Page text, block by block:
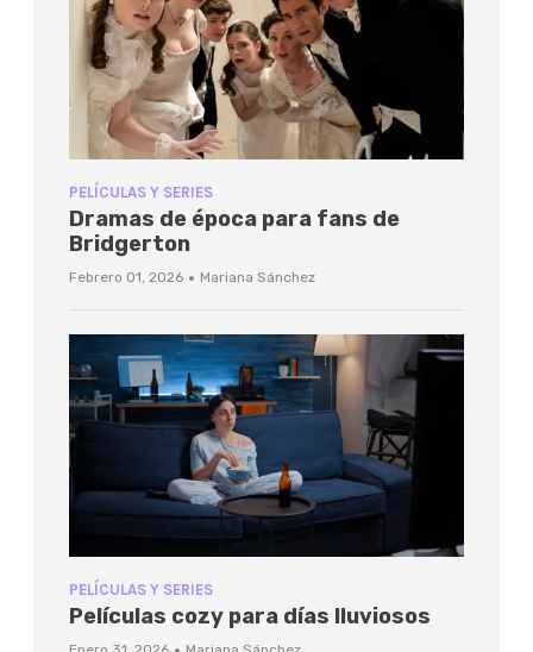
PELÍCULAS Y SERIES
Dramas de época para fans de
Bridgerton
Febrero 01, 2026 · Mariana Sánchez
PELÍCULAS Y SERIES
Películas cozy para días lluviosos